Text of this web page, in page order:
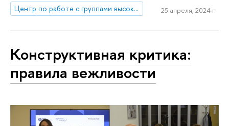
Центр по работе с группами высокого профессионального потенциала
25 апреля, 2024 г.
Конструктивная критика:
правила вежливости